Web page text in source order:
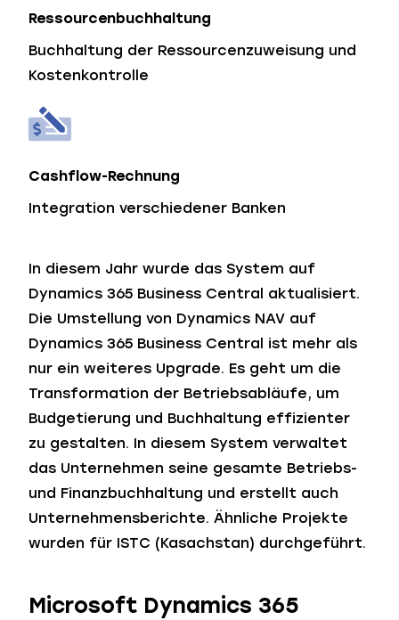
Ressourcenbuchhaltung
Buchhaltung der Ressourcenzuweisung und
Kostenkontrolle
Cashflow-Rechnung
Integration verschiedener Banken
In diesem Jahr wurde das System auf
Dynamics 365 Business Central aktualisiert.
Die Umstellung von Dynamics NAV auf
Dynamics 365 Business Central ist mehr als
nur ein weiteres Upgrade. Es geht um die
Transformation der Betriebsabläufe, um
Budgetierung und Buchhaltung effizienter
zu gestalten. In diesem System verwaltet
das Unternehmen seine gesamte Betriebs-
und Finanzbuchhaltung und erstellt auch
Unternehmensberichte. Ähnliche Projekte
wurden für ISTC (Kasachstan) durchgeführt.
Microsoft Dynamics 365